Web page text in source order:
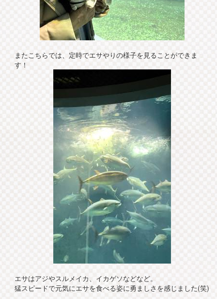
またこちらでは、定時でエサやりの様子を見ることができま
す！
エサはアジやスルメイカ、イカゲソなどなど。
猛スピードで元気にエサを食べる姿に勇ましさを感じました(笑)